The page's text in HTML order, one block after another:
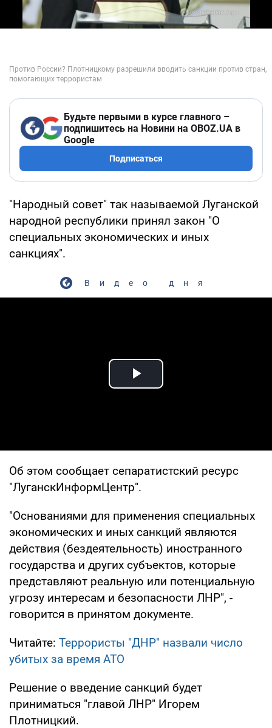
Будьте первыми в курсе главного –
подпишитесь на Новини на OBOZ.UA в
Google
Подписаться
"Народный совет" так называемой Луганской
народной республики принял закон "О
специальных экономических и иных
санкциях".
Видео дня
Play Video
Об этом сообщает сепаратистский ресурс
"ЛуганскИнформЦентр".
"Основаниями для применения специальных
экономических и иных санкций являются
действия (бездеятельность) иностранного
государства и других субъектов, которые
представляют реальную или потенциальную
угрозу интересам и безопасности ЛНР", -
говорится в принятом документе.
Читайте: Террористы "ДНР" назвали число
убитых за время АТО
Решение о введение санкций будет
приниматься "главой ЛНР" Игорем
Плотницкий.